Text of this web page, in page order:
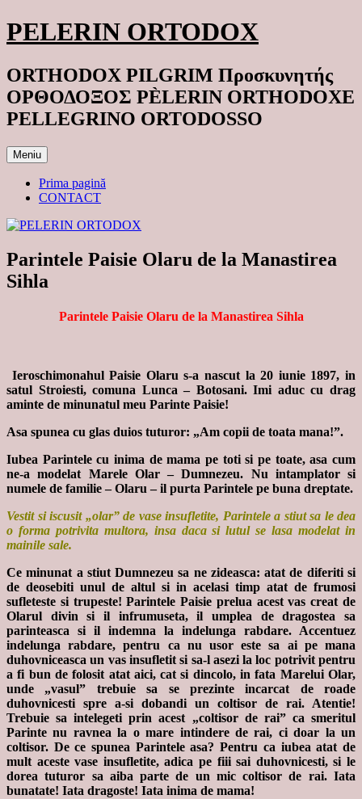
Sari
la
PELERIN ORTODOX
ORTHODOX PILGRIM Προσκυνητής
ΟΡΘΟΔΟΞΟΣ PÈLERIN ORTHODOXE
PELLEGRINO ORTODOSSO
Meniu
Prima pagină
CONTACT
Parintele Paisie Olaru de la Manastirea
Sihla
Parintele Paisie Olaru de la Manastirea Sihla
Ieroschimonahul Paisie Olaru s-a nascut la 20 iunie 1897, in
satul Stroiesti, comuna Lunca – Botosani. Imi aduc cu drag
aminte de minunatul meu Parinte Paisie!
Asa spunea cu glas duios tuturor: „Am copii de toata mana!”.
Iubea Parintele cu inima de mama pe toti si pe toate, asa cum
ne-a modelat Marele Olar – Dumnezeu. Nu intamplator si
numele de familie – Olaru – il purta Parintele pe buna dreptate.
Vestit si iscusit „olar” de vase insufletite, Parintele a stiut sa le dea
o forma potrivita multora, insa daca si lutul se lasa modelat in
mainile sale.
Ce minunat a stiut Dumnezeu sa ne zideasca: atat de diferiti si
de deosebiti unul de altul si in acelasi timp atat de frumosi
sufleteste si trupeste! Parintele Paisie prelua acest vas creat de
Olarul divin si il infrumuseta, il umplea de dragostea sa
parinteasca si il indemna la indelunga rabdare. Accentuez
indelunga rabdare, pentru ca nu usor este sa ai pe mana
duhovniceasca un vas insufletit si sa-l asezi la loc potrivit pentru
a fi bun de folosit atat aici, cat si dincolo, in fata Marelui Olar,
unde „vasul” trebuie sa se prezinte incarcat de roade
duhovnicesti spre a-si dobandi un coltisor de rai. Atentie!
Trebuie sa intelegeti prin acest „coltisor de rai” ca smeritul
Parinte nu ravnea la o mare intindere de rai, ci doar la un
coltisor. De ce spunea Parintele asa? Pentru ca iubea atat de
mult aceste vase insufletite, adica pe fiii sai duhovnicesti, si le
dorea tuturor sa aiba parte de un mic coltisor de rai. Iata
bunatate! Iata dragoste! Iata inima de mama!